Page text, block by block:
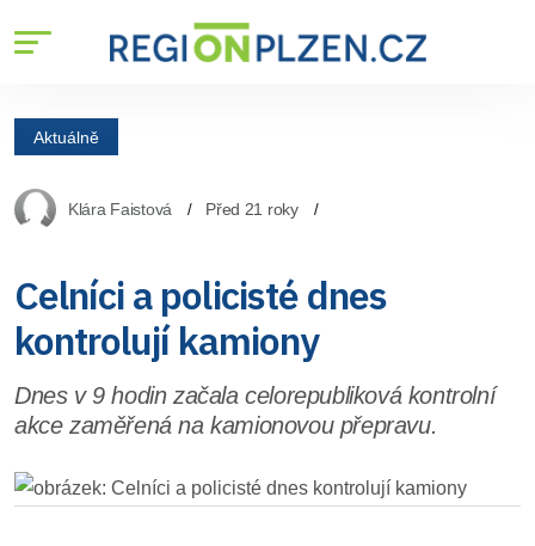
Aktuálně
Klára Faistová Před 21 roky
Celníci a policisté dnes
kontrolují kamiony
Dnes v 9 hodin začala celorepubliková kontrolní
akce zaměřená na kamionovou přepravu.